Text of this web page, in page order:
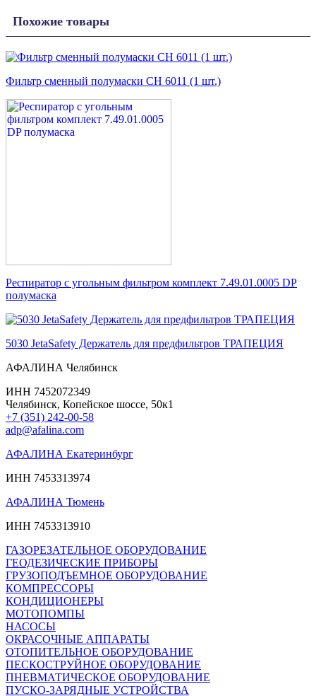
Похожие товары
Фильтр сменный полумаски CH 6011 (1 шт.)
Респиратор с угольным фильтром комплект 7.49.01.0005 DP
полумаска
5030 JetaSafety Держатель для предфильтров ТРАПЕЦИЯ
АФАЛИНА Челябинск
ИНН 7452072349
Челябинск, Копейское шоссе, 50к1
+7 (351) 242-00-58
adp@afalina.com
АФАЛИНА Екатеринбург
ИНН 7453313974
АФАЛИНА Тюмень
ИНН 7453313910
ГАЗОРЕЗАТЕЛЬНОЕ ОБОРУДОВАНИЕ
ГЕОДЕЗИЧЕСКИЕ ПРИБОРЫ
ГРУЗОПОДЪЕМНОЕ ОБОРУДОВАНИЕ
КОМПРЕССОРЫ
КОНДИЦИОНЕРЫ
МОТОПОМПЫ
НАСОСЫ
ОКРАСОЧНЫЕ АППАРАТЫ
ОТОПИТЕЛЬНОЕ ОБОРУДОВАНИЕ
ПЕСКОСТРУЙНОЕ ОБОРУДОВАНИЕ
ПНЕВМАТИЧЕСКОЕ ОБОРУДОВАНИЕ
ПУСКО-ЗАРЯДНЫЕ УСТРОЙСТВА